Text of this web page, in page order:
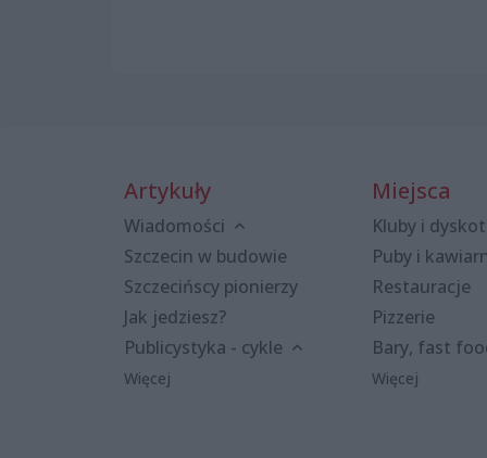
Artykuły
Wiadomości
Szczecin w budowie
Szczecińscy pionierzy
Jak jedziesz?
Publicystyka - cykle
Więcej
Miejsca
Kluby i
Puby i
Restauracje
Pizzerie
Bary, fast
Więcej